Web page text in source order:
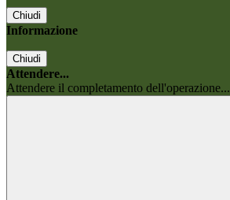
Chiudi
Informazione
Chiudi
Attendere...
Attendere il completamento dell'operazione...